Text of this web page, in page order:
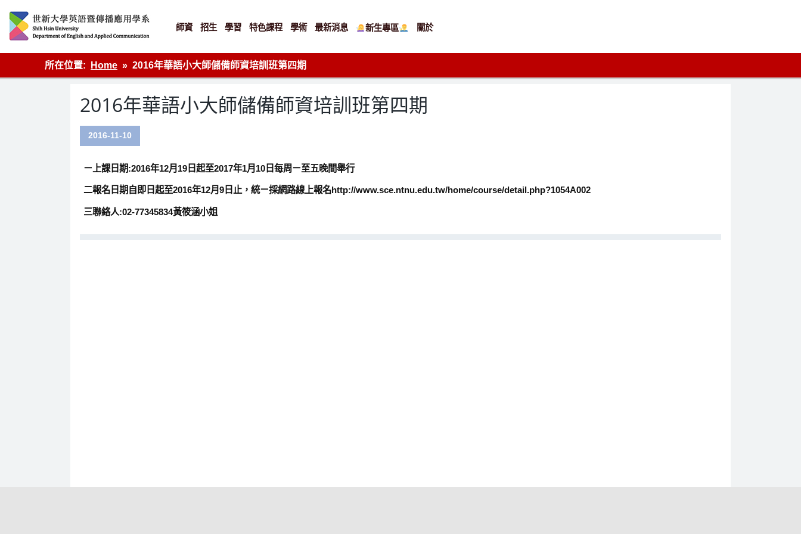
content
英語傳播
師資 招生 學習 特色課程 學術 最新消息 新生專區 關於
所在位置: Home 2016年華語小大師儲備師資培訓班第四期
2016年華語小大師儲備師資培訓班第四期
2016-11-10
ㄧ上課日期:2016年12月19日起至2017年1月10日每周ㄧ至五晚間舉行
二報名日期自即日起至2016年12月9日止，統ㄧ採網路線上報名http://www.sce.ntnu.edu.tw/home/course/detail.php?1054A002
三聯絡人:02-77345834黃筱涵小姐